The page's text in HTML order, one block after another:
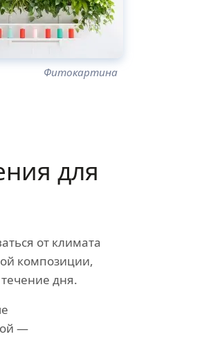
Фитокартина
для
от климата
композиции,
дня.
—